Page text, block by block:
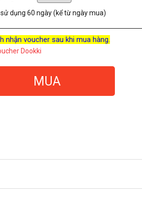
sử dụng 60 ngày (kể từ ngày mua)
nhận voucher sau khi mua hàng.
Dookki
MUA